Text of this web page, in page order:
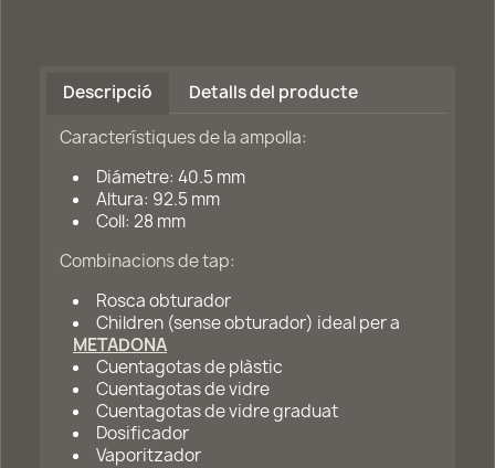
Descripció
Detalls del producte
Característiques de la ampolla:
Diámetre: 40.5 mm
Altura: 92.5 mm
Coll: 28 mm
Combinacions de tap:
Rosca obturador
Children (sense obturador) ideal per a
METADONA
Cuentagotas de plàstic
Cuentagotas de vidre
Cuentagotas de vidre graduat
Dosificador
Vaporitzador